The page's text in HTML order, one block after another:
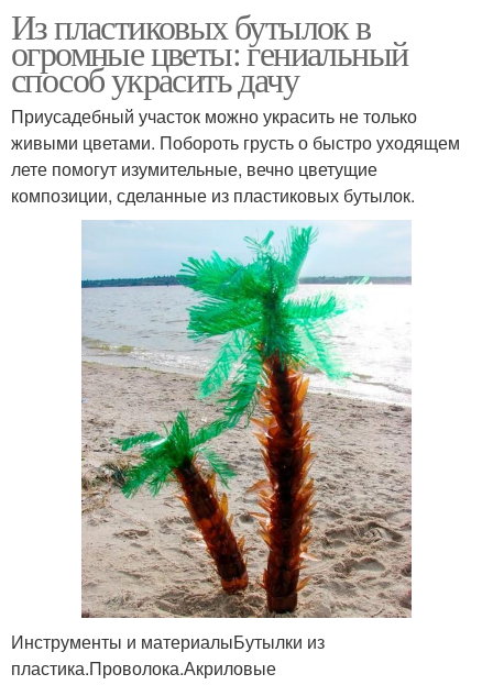
Из пластиковых бутылок в
огромные цветы: гениальный
способ украсить дачу
Приусадебный участок можно украсить не только
живыми цветами. Побороть грусть о быстро уходящем
лете помогут изумительные, вечно цветущие
композиции, сделанные из пластиковых бутылок.
Инструменты и материалыБутылки из
пластика.Проволока.Акриловые